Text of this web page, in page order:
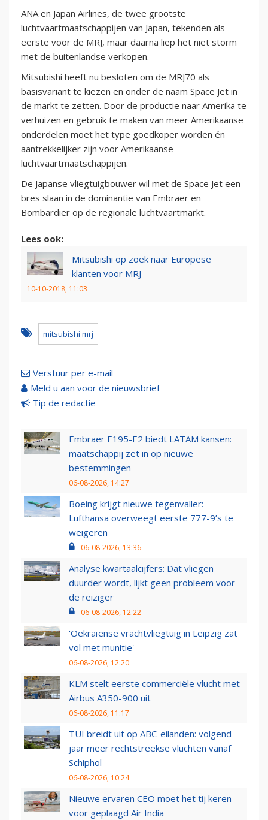
ANA en Japan Airlines, de twee grootste
luchtvaartmaatschappijen van Japan, tekenden als
eerste voor de MRJ, maar daarna liep het niet storm
met de buitenlandse verkopen.
Mitsubishi heeft nu besloten om de MRJ70 als
basisvariant te kiezen en onder de naam Space Jet in
de markt te zetten. Door de productie naar Amerika te
verhuizen en gebruik te maken van meer Amerikaanse
onderdelen moet het type goedkoper worden én
aantrekkelijker zijn voor Amerikaanse
luchtvaartmaatschappijen.
De Japanse vliegtuigbouwer wil met de Space Jet een
bres slaan in de dominantie van Embraer en
Bombardier op de regionale luchtvaartmarkt.
Lees ook:
Mitsubishi op zoek naar Europese
klanten voor MRJ
10-10-2018, 11:03
mitsubishi mrj
Verstuur per e-mail
Meld u aan voor de nieuwsbrief
Tip de redactie
Embraer E195-E2 biedt LATAM kansen:
maatschappij zet in op nieuwe
bestemmingen
06-08-2026, 14:27
Boeing krijgt nieuwe tegenvaller:
Lufthansa overweegt eerste 777-9’s te
weigeren
06-08-2026, 13:36
Analyse kwartaalcijfers: Dat vliegen
duurder wordt, lijkt geen probleem voor
de reiziger
06-08-2026, 12:22
'Oekraïense vrachtvliegtuig in Leipzig zat
vol met munitie'
06-08-2026, 12:20
KLM stelt eerste commerciële vlucht met
Airbus A350-900 uit
06-08-2026, 11:17
TUI breidt uit op ABC-eilanden: volgend
jaar meer rechtstreekse vluchten vanaf
Schiphol
06-08-2026, 10:24
Nieuwe ervaren CEO moet het tij keren
voor geplaagd Air India